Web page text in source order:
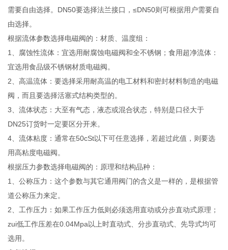
需要自由选择。DN50要选择法兰接口，≤DN50则可根据用户需要自
由选择。
根据流体参数选择电磁阀的：材质、温度组：
1、腐蚀性流体：宜选用耐腐蚀电磁阀和全不锈钢；食用超净流体：
宜选用食品级不锈钢材质电磁阀。
2、高温流体：要选择采用耐高温的电工材料和密封材料制造的电磁
阀，而且要选择活塞式结构类型的。
3、流体状态：大至有气态，液态或混合状态，特别是口径大于
DN25订货时一定要区分开来。
4、流体粘度：通常在50cSt以下可任意选择，若超过此值，则要选
用高粘度电磁阀。
根据压力参数选择电磁阀的：原理和结构品种：
1、公称压力：这个参数与其它通用阀门的含义是一样的，是根据管
道公称压力来定。
2、工作压力：如果工作压力低则必须选用直动或分步直动式原理；
zui低工作压差在0.04Mpa以上时直动式、分步直动式、先导式均可
选用。